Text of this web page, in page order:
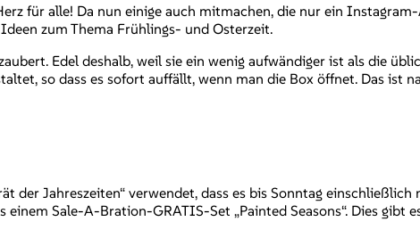
für alle! Da nun einige auch mitmachen, die nur ein
zum Thema Frühlings- und Osterzeit.
Edel deshalb, weil sie ein wenig aufwändiger ist als die
so dass es sofort auffällt, wenn man die Box öffnet. Das ist
der Jahreszeiten“ verwendet, dass es bis Sonntag
Sale-A-Bration-GRATIS-Set „Painted Seasons“. Dies